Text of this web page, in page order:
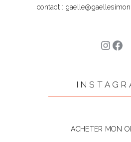
contact :
ACHETER MON